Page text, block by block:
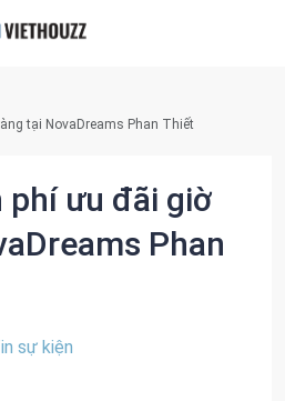
tại NovaDreams Phan Thiết
phí ưu đãi giờ
Phan
sự kiện